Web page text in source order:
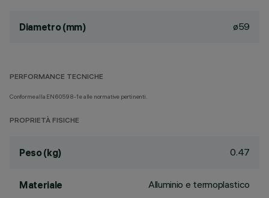
Diametro (mm) ø59
PERFORMANCE TECNICHE
Conforme alla EN60598-1 e alle normative pertinenti.
PROPRIETÀ FISICHE
Peso (kg) 0.47
Materiale Alluminio e termoplastico